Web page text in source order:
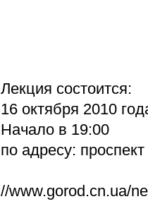
Лекция состоится:
16 октября 2010
Начало в 19:00
по адресу:
//www.gorod.cn.ua/